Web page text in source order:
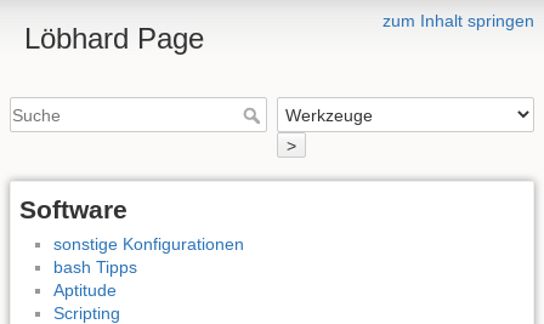
zum Inhalt springen
Löbhard Page
>
Software
sonstige Konfigurationen
bash Tipps
Aptitude
Scripting